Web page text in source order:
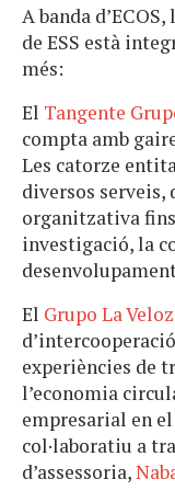
A banda
de ESS està
més:
El Tangente
compta amb
Les catorze
diversos serveis,
organitzativa
investigació, la
El Grupo La Veloz
experiències de
l’economia
empresarial en
col·laboratiu a
d’assessoria,